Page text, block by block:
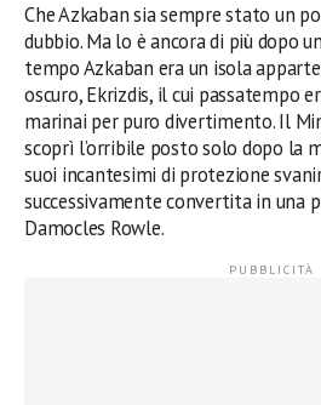
Che Azkaban sia sempre stato un
dubbio. Ma lo è ancora di più dopo
tempo Azkaban era un isola
oscuro, Ekrizdis, il cui passatempo
marinai per puro divertimento. Il
scoprì l’orribile posto solo dopo la
suoi incantesimi di protezione
successivamente convertita in una
Damocles Rowle.